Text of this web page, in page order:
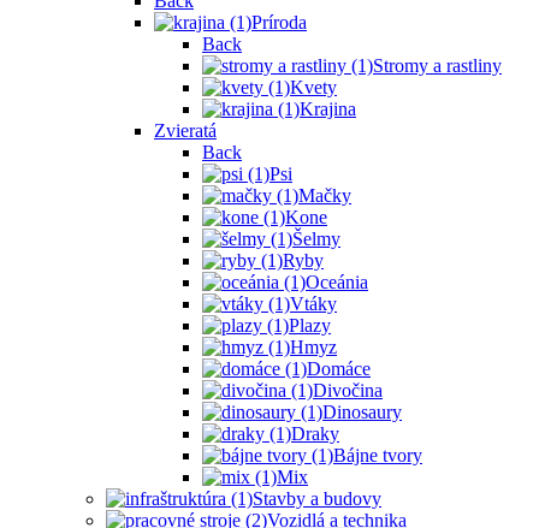
Príroda
Back
Stromy a rastliny
Kvety
Krajina
Zvieratá
Back
Psi
Mačky
Kone
Šelmy
Ryby
Oceánia
Vtáky
Plazy
Hmyz
Domáce
Divočina
Dinosaury
Draky
Bájne tvory
Mix
Stavby a budovy
Vozidlá a technika